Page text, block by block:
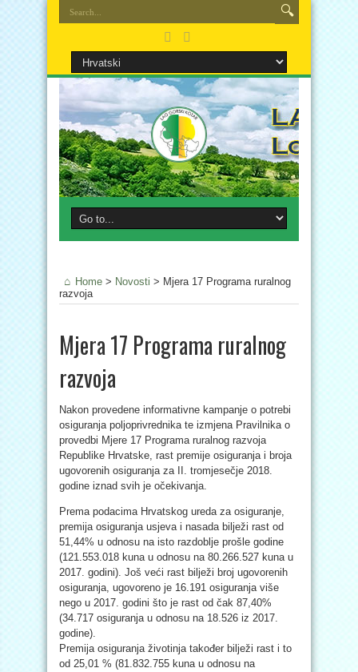
Home > Novosti > Mjera 17 Programa ruralnog
razvoja
Mjera 17 Programa ruralnog
razvoja
Nakon provedene informativne kampanje o potrebi
osiguranja poljoprivrednika te izmjena Pravilnika o
provedbi Mjere 17 Programa ruralnog razvoja
Republike Hrvatske, rast premije osiguranja i broja
ugovorenih osiguranja za II. tromjesečje 2018.
godine iznad svih je očekivanja.
Prema podacima Hrvatskog ureda za osiguranje,
premija osiguranja usjeva i nasada bilježi rast od
51,44% u odnosu na isto razdoblje prošle godine
(121.553.018 kuna u odnosu na 80.266.527 kuna u
2017. godini). Još veći rast bilježi broj ugovorenih
osiguranja, ugovoreno je 16.191 osiguranja više
nego u 2017. godini što je rast od čak 87,40%
(34.717 osiguranja u odnosu na 18.526 iz 2017.
godine).
Premija osiguranja životinja također bilježi rast i to
od 25,01 % (81.832.755 kuna u odnosu na